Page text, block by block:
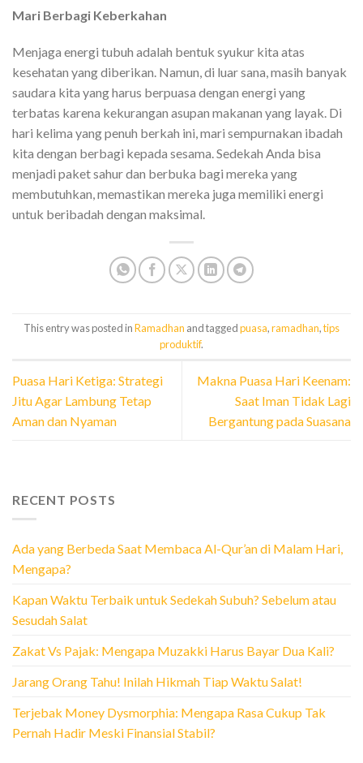
Mari Berbagi Keberkahan
Menjaga energi tubuh adalah bentuk syukur kita atas
kesehatan yang diberikan. Namun, di luar sana, masih banyak
saudara kita yang harus berpuasa dengan energi yang
terbatas karena kekurangan asupan makanan yang layak. Di
hari kelima yang penuh berkah ini, mari sempurnakan ibadah
kita dengan berbagi kepada sesama. Sedekah Anda bisa
menjadi paket sahur dan berbuka bagi mereka yang
membutuhkan, memastikan mereka juga memiliki energi
untuk beribadah dengan maksimal.
This entry was posted inRamadhan and taggedpuasa,ramadhan,tips
produktif.
Puasa Hari Ketiga: Strategi
Jitu Agar Lambung Tetap
Aman dan Nyaman
Makna Puasa Hari Keenam:
Saat Iman Tidak Lagi
Bergantung pada Suasana
RECENT POSTS
Ada yang Berbeda Saat Membaca Al-Qur’an di Malam Hari,
Mengapa?
Kapan Waktu Terbaik untuk Sedekah Subuh? Sebelum atau
Sesudah Salat
Zakat Vs Pajak: Mengapa Muzakki Harus Bayar Dua Kali?
Jarang Orang Tahu! Inilah Hikmah Tiap Waktu Salat!
Terjebak Money Dysmorphia: Mengapa Rasa Cukup Tak
Pernah Hadir Meski Finansial Stabil?